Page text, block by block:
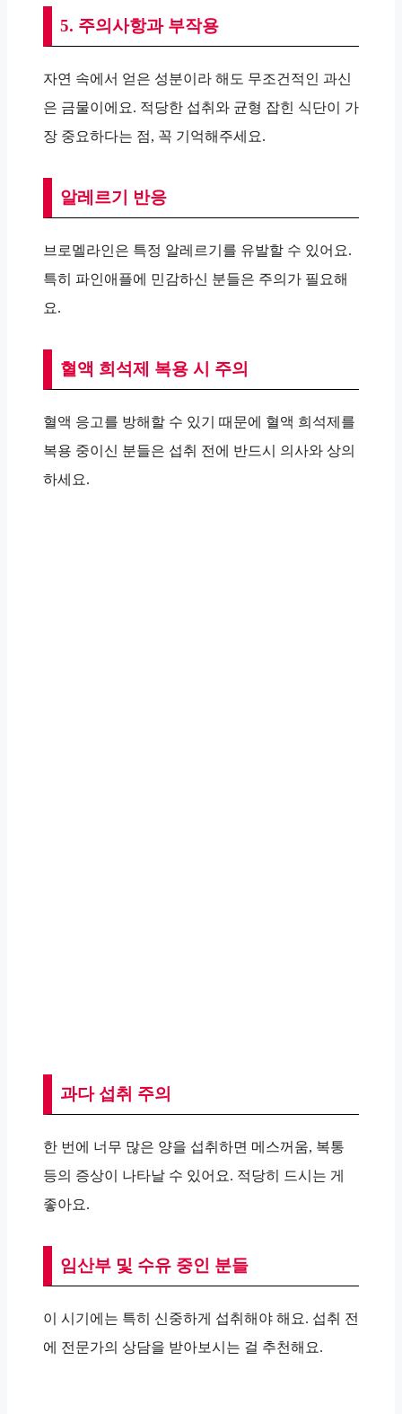
5. 주의사항과 부작용
자연 속에서 얻은 성분이라 해도 무조건적인 과신
은 금물이에요. 적당한 섭취와 균형 잡힌 식단이 가
장 중요하다는 점, 꼭 기억해주세요.
알레르기 반응
브로멜라인은 특정 알레르기를 유발할 수 있어요.
특히 파인애플에 민감하신 분들은 주의가 필요해
요.
혈액 희석제 복용 시 주의
혈액 응고를 방해할 수 있기 때문에 혈액 희석제를
복용 중이신 분들은 섭취 전에 반드시 의사와 상의
하세요.
과다 섭취 주의
한 번에 너무 많은 양을 섭취하면 메스꺼움, 복통
등의 증상이 나타날 수 있어요. 적당히 드시는 게
좋아요.
임산부 및 수유 중인 분들
이 시기에는 특히 신중하게 섭취해야 해요. 섭취 전
에 전문가의 상담을 받아보시는 걸 추천해요.